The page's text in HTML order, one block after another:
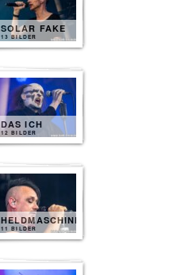
SOLAR FAKE
13 BILDER
DAS ICH
12 BILDER
HELDMASCHINE
11 BILDER